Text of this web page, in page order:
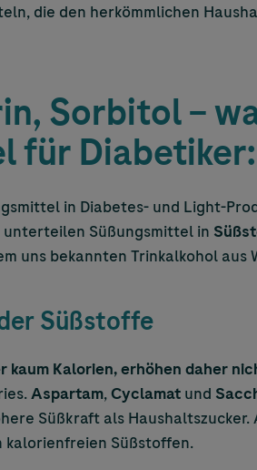
die den herkömmlichen
Sorbitol –
für
in Diabetes- und Light-
Süßungsmittel in
uns bekannten Trinkalkohol
Süßstoffe
kaum Kalorien, erhöhen daher
Aspartam,Cyclamat und
Süßkraft als Haushaltszucker.
kalorienfreien Süßstoffen.